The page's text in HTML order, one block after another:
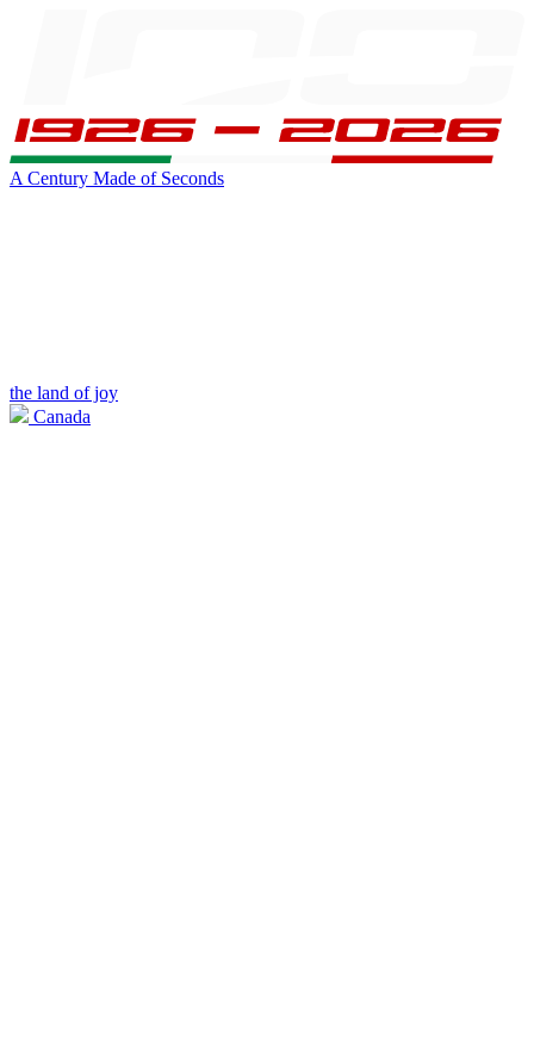
A Century Made of Seconds
the land of joy
Canada